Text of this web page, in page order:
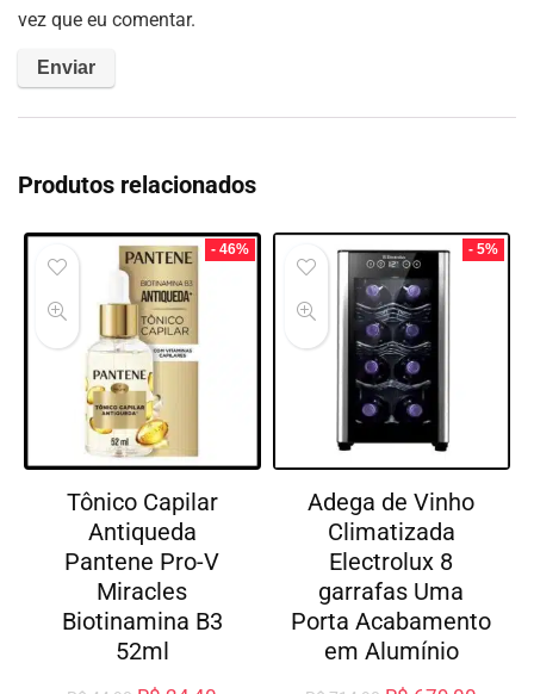
vez que eu comentar.
Produtos relacionados
- 46%
Tônico Capilar
Antiqueda
Pantene Pro-V
Miracles
Biotinamina B3
52ml
- 5%
Adega de Vinho
Climatizada
Electrolux 8
garrafas Uma
Porta Acabamento
em Alumínio